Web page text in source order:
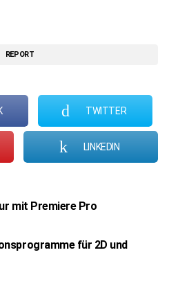
REPORT
TWITTER
LINKEDIN
mit Premiere Pro
für 2D und